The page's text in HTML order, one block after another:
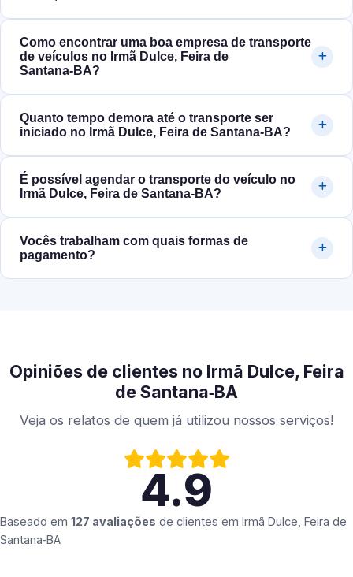
Como encontrar uma boa empresa de transporte
de veículos no Irmã Dulce, Feira de
Santana‑BA?
Quanto tempo demora até o transporte ser
iniciado no Irmã Dulce, Feira de Santana‑BA?
É possível agendar o transporte do veículo no
Irmã Dulce, Feira de Santana‑BA?
Vocês trabalham com quais formas de
pagamento?
Opiniões de clientes no Irmã Dulce, Feira
de Santana‑BA
Veja os relatos de quem já utilizou nossos serviços!
4.9
Baseado em 127 avaliações de clientes em Irmã Dulce, Feira de
Santana‑BA